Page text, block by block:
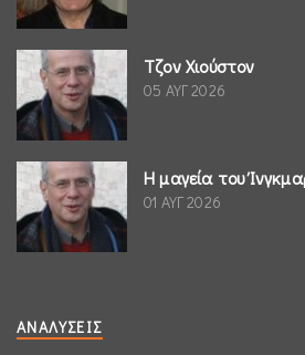
Τζον Χιούστον
05 ΑΥΓ 2026
Η μαγεία του
01 ΑΥΓ 2026
ΑΝΑΛΎΣΕΙΣ